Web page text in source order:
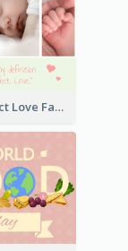
The Perfect Love Facebook Post